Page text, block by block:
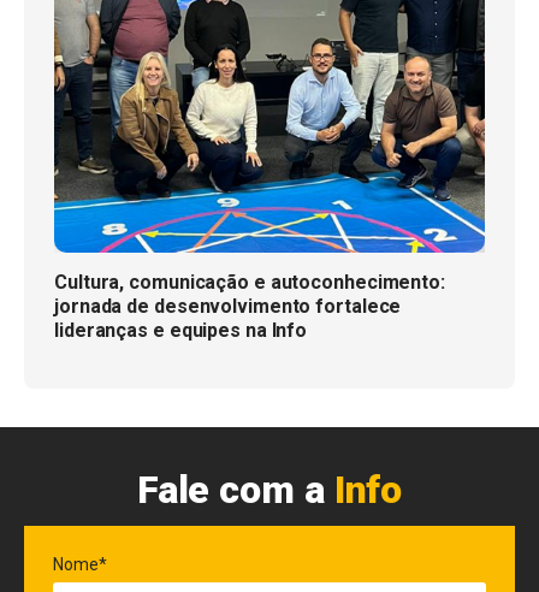
Cultura, comunicação e autoconhecimento:
jornada de desenvolvimento fortalece
lideranças e equipes na Info
Fale com a Info
Nome*